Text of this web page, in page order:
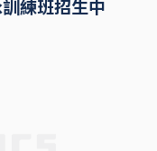
練班招生中